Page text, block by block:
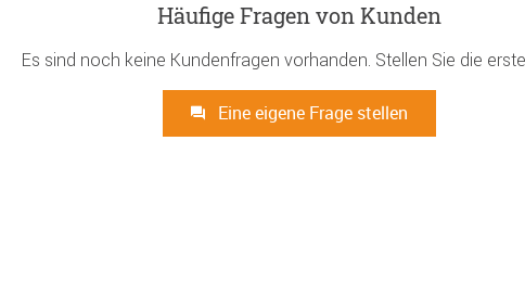
Häufige Fragen von Kunden
Es sind noch keine Kundenfragen vorhanden. Stellen Sie die
Eine eigene Frage stellen